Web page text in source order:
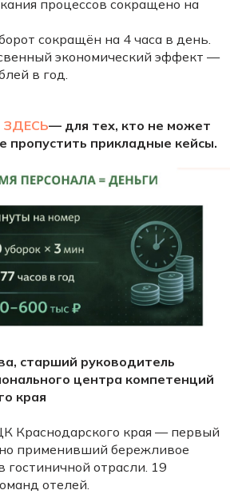
процессов сокращено на
сокращён на 4 часа в день.
экономический эффект —
в год.
ЗДЕСЬ— для тех, кто не может
пропустить прикладные кейсы.
старший руководитель
центра компетенций
края
Краснодарского края — первый
применивший бережливое
гостиничной отрасли. 19
отелей.